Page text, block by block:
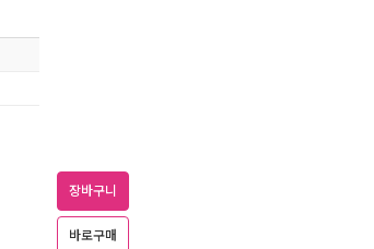
장바구니
바로구매